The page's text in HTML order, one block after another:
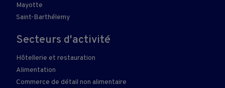
Mayotte
Saint-Barthélemy
Secteurs d'activité
Hôtellerie et restauration
Alimentation
Commerce de détail non alimentaire